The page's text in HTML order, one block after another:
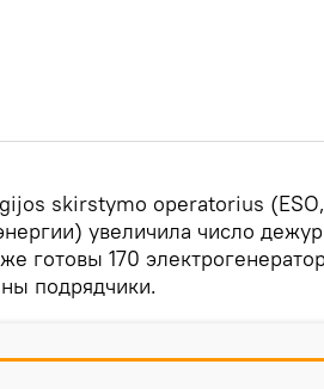
skirstymo operatorius (ESO,
увеличила число
готовы 170
подрядчики.